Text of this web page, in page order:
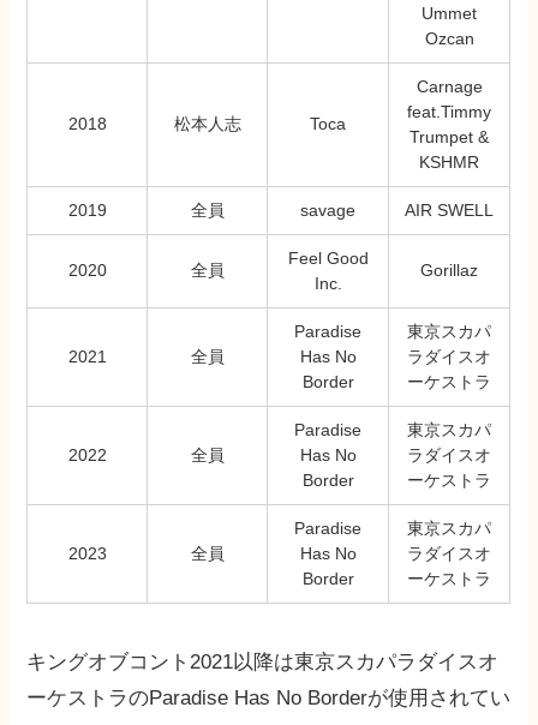
Ummet
Ozcan
2018 松本人志 Toca
Carnage
feat.Timmy
Trumpet &
KSHMR
2019 全員 savage AIR SWELL
2020 全員
Feel Good
Inc.
Gorillaz
2021 全員
Paradise
Has No
Border
東京スカパ
ラダイスオ
ーケストラ
2022 全員
Paradise
Has No
Border
東京スカパ
ラダイスオ
ーケストラ
2023 全員
Paradise
Has No
Border
東京スカパ
ラダイスオ
ーケストラ
キングオブコント2021以降は東京スカパラダイスオ
ーケストラのParadise Has No Borderが使用されてい